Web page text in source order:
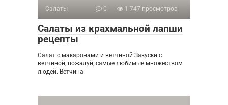
Салаты 0 1 747 просмотров
Салаты из крахмальной лапши
рецепты
Салат с макаронами и ветчиной Закуски с
ветчиной, пожалуй, самые любимые множеством
людей. Ветчина